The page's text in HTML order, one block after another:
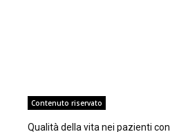
Contenuto riservato
Qualità della vita nei pazienti con